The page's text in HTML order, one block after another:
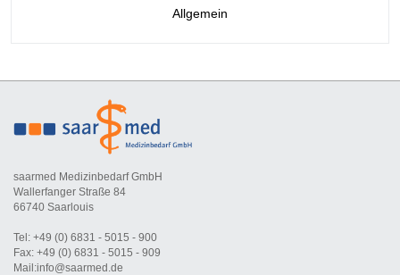
Allgemein
saarmed Medizinbedarf GmbH
Wallerfanger Straße 84
66740 Saarlouis
Tel: +49 (0) 6831 - 5015 - 900
Fax: +49 (0) 6831 - 5015 - 909
Mail:info@saarmed.de